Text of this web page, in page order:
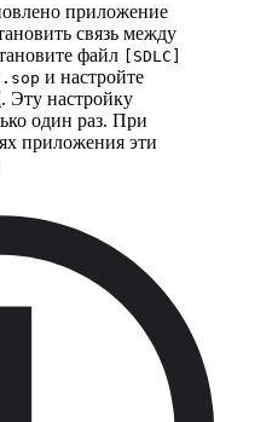
приложение
связь между
файл
[SDLC]
и настройте
. Эту настройку
один раз. При
приложения эти